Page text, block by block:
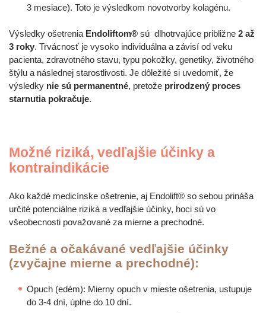
3 mesiace). Toto je výsledkom novotvorby kolagénu.
Výsledky ošetrenia Endoliftom® sú dlhotrvajúce približne 2 až
3 roky. Trvácnosť je vysoko individuálna a závisí od veku
pacienta, zdravotného stavu, typu pokožky, genetiky, životného
štýlu a následnej starostlivosti. Je dôležité si uvedomiť, že
výsledky nie sú permanentné, pretože prirodzený proces
starnutia pokračuje.
Možné riziká, vedľajšie účinky a
kontraindikácie
Ako každé medicínske ošetrenie, aj Endolift® so sebou prináša
určité potenciálne riziká a vedľajšie účinky, hoci sú vo
všeobecnosti považované za mierne a prechodné.
Bežné a očakávané vedľajšie účinky
(zvyčajne mierne a prechodné):
Opuch (edém): Mierny opuch v mieste ošetrenia, ustupuje
do 3-4 dní, úplne do 10 dní.